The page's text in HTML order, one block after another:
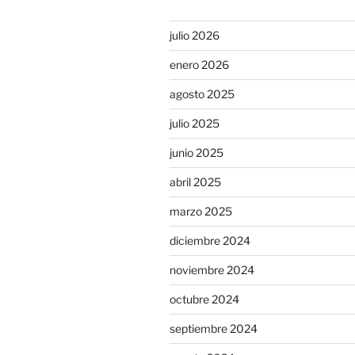
julio 2026
enero 2026
agosto 2025
julio 2025
junio 2025
abril 2025
marzo 2025
diciembre 2024
noviembre 2024
octubre 2024
septiembre 2024